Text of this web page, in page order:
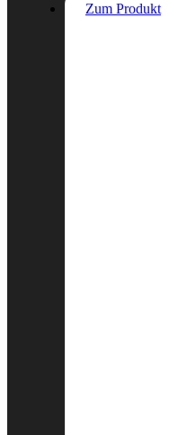
Zum Produkt